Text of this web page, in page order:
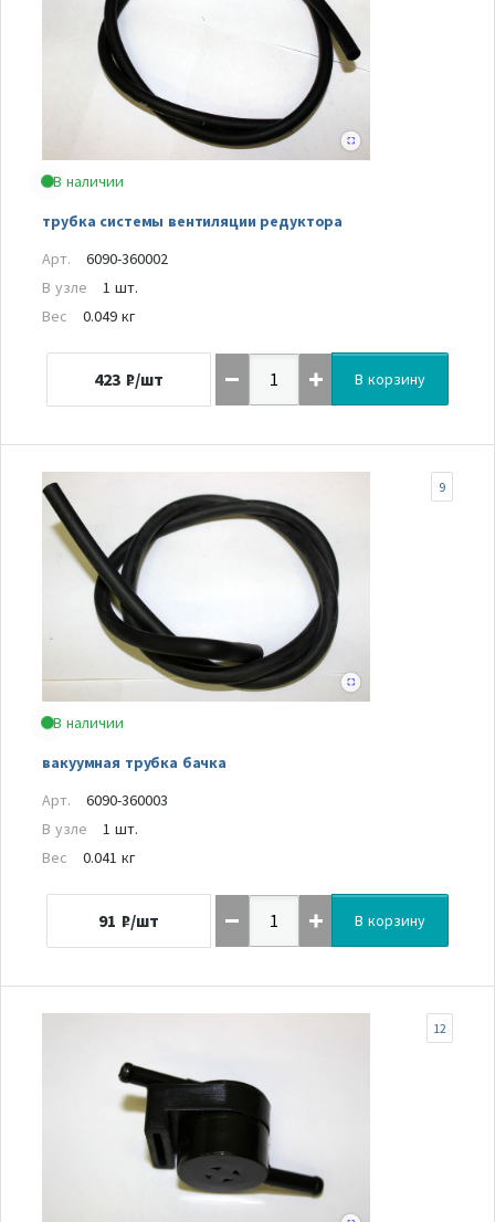
В наличии
трубка системы вентиляции редуктора
Арт.
6090-360002
В узле
1 шт.
Вес
0.049 кг
423 ₽/шт В корзину
В наличии
вакуумная трубка бачка
9
Арт.
6090-360003
В узле
1 шт.
Вес
0.041 кг
91 ₽/шт В корзину
12